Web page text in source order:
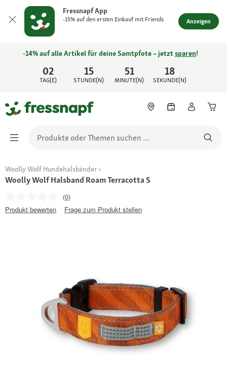
Fressnapf App
-15% auf den ersten Einkauf mit Friends Anzeigen
02
TAG(E)
15
STUNDE(N)
51
MINUTE(N)
18
SEKUNDE(N)
-14% auf alle Artikel für deine Samtpfote – jetztsparen!
Woolly Wolf Hundehalsbänder
Woolly Wolf Halsband Roam Terracotta S
(0)
Produkt bewerten
Frage zum Produkt stellen